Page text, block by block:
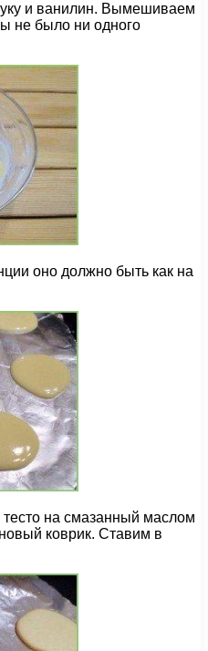
и ванилин. Вымешиваем
не было ни одного
оно должно быть как на
на смазанный маслом
коврик. Ставим в